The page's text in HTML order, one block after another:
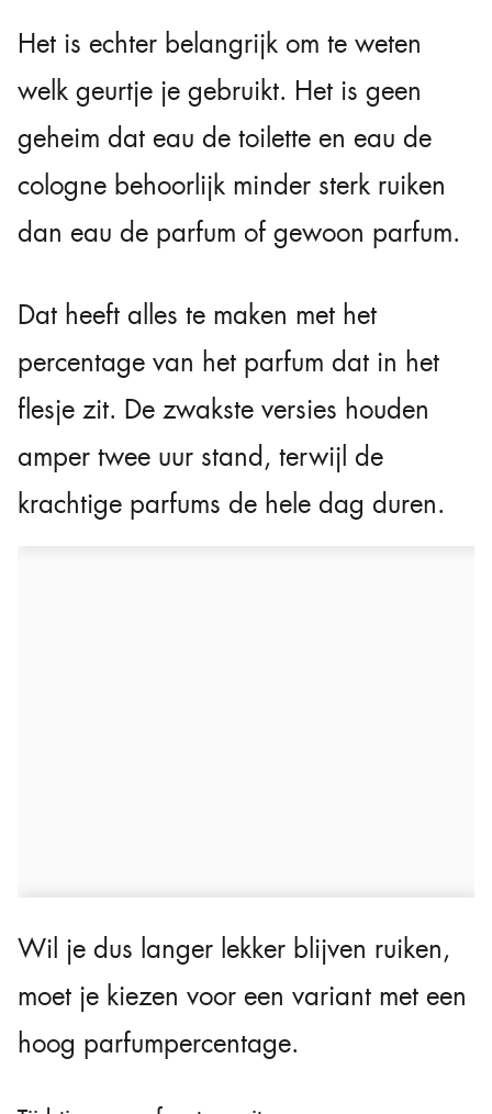
Het is echter belangrijk om te weten
welk geurtje je gebruikt. Het is geen
geheim dat eau de toilette en eau de
cologne behoorlijk minder sterk ruiken
dan eau de parfum of gewoon parfum.
Dat heeft alles te maken met het
percentage van het parfum dat in het
flesje zit. De zwakste versies houden
amper twee uur stand, terwijl de
krachtige parfums de hele dag duren.
Wil je dus langer lekker blijven ruiken,
moet je kiezen voor een variant met een
hoog parfumpercentage.